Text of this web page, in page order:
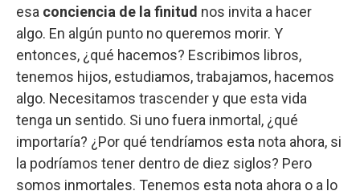
esa conciencia de la finitud nos invita a hacer
algo. En algún punto no queremos morir. Y
entonces, ¿qué hacemos? Escribimos libros,
tenemos hijos, estudiamos, trabajamos, hacemos
algo. Necesitamos trascender y que esta vida
tenga un sentido. Si uno fuera inmortal, ¿qué
importaría? ¿Por qué tendríamos esta nota ahora, si
la podríamos tener dentro de diez siglos? Pero
somos inmortales. Tenemos esta nota ahora o a lo